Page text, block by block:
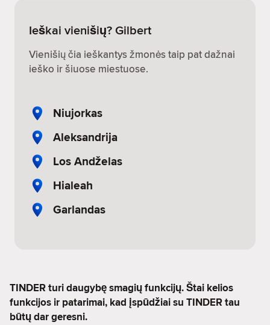
Ieškai vienišių? Gilbert
Vienišių čia ieškantys žmonės taip pat dažnai
ieško ir šiuose miestuose.
Niujorkas
Aleksandrija
Los Andželas
Hialeah
Garlandas
TINDER turi daugybę smagių funkcijų. Štai kelios
funkcijos ir patarimai, kad įspūdžiai su TINDER tau
būtų dar geresni.